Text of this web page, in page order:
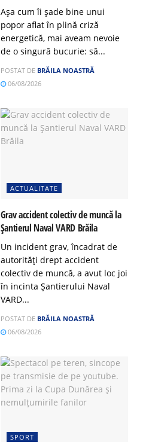
Așa cum îi șade bine unui
popor aflat în plină criză
energetică, mai aveam nevoie
de o singură bucurie: să...
POSTAT DE BRĂILA NOASTRĂ
06/08/2026
ACTUALITATE
Grav accident colectiv de muncă la
Șantierul Naval VARD Brăila
Un incident grav, încadrat de
autorități drept accident
colectiv de muncă, a avut loc joi
în incinta Șantierului Naval
VARD...
POSTAT DE BRĂILA NOASTRĂ
06/08/2026
SPORT